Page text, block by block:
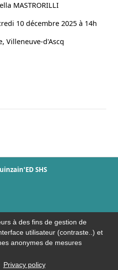
MASTRORILLI
10 décembre 2025 à 14h
Villeneuve-d'Ascq
SHS
de Lille - 2022
à des fins de gestion de
utilisateur (contraste..) et
anonymes de mesures
Privacy policy